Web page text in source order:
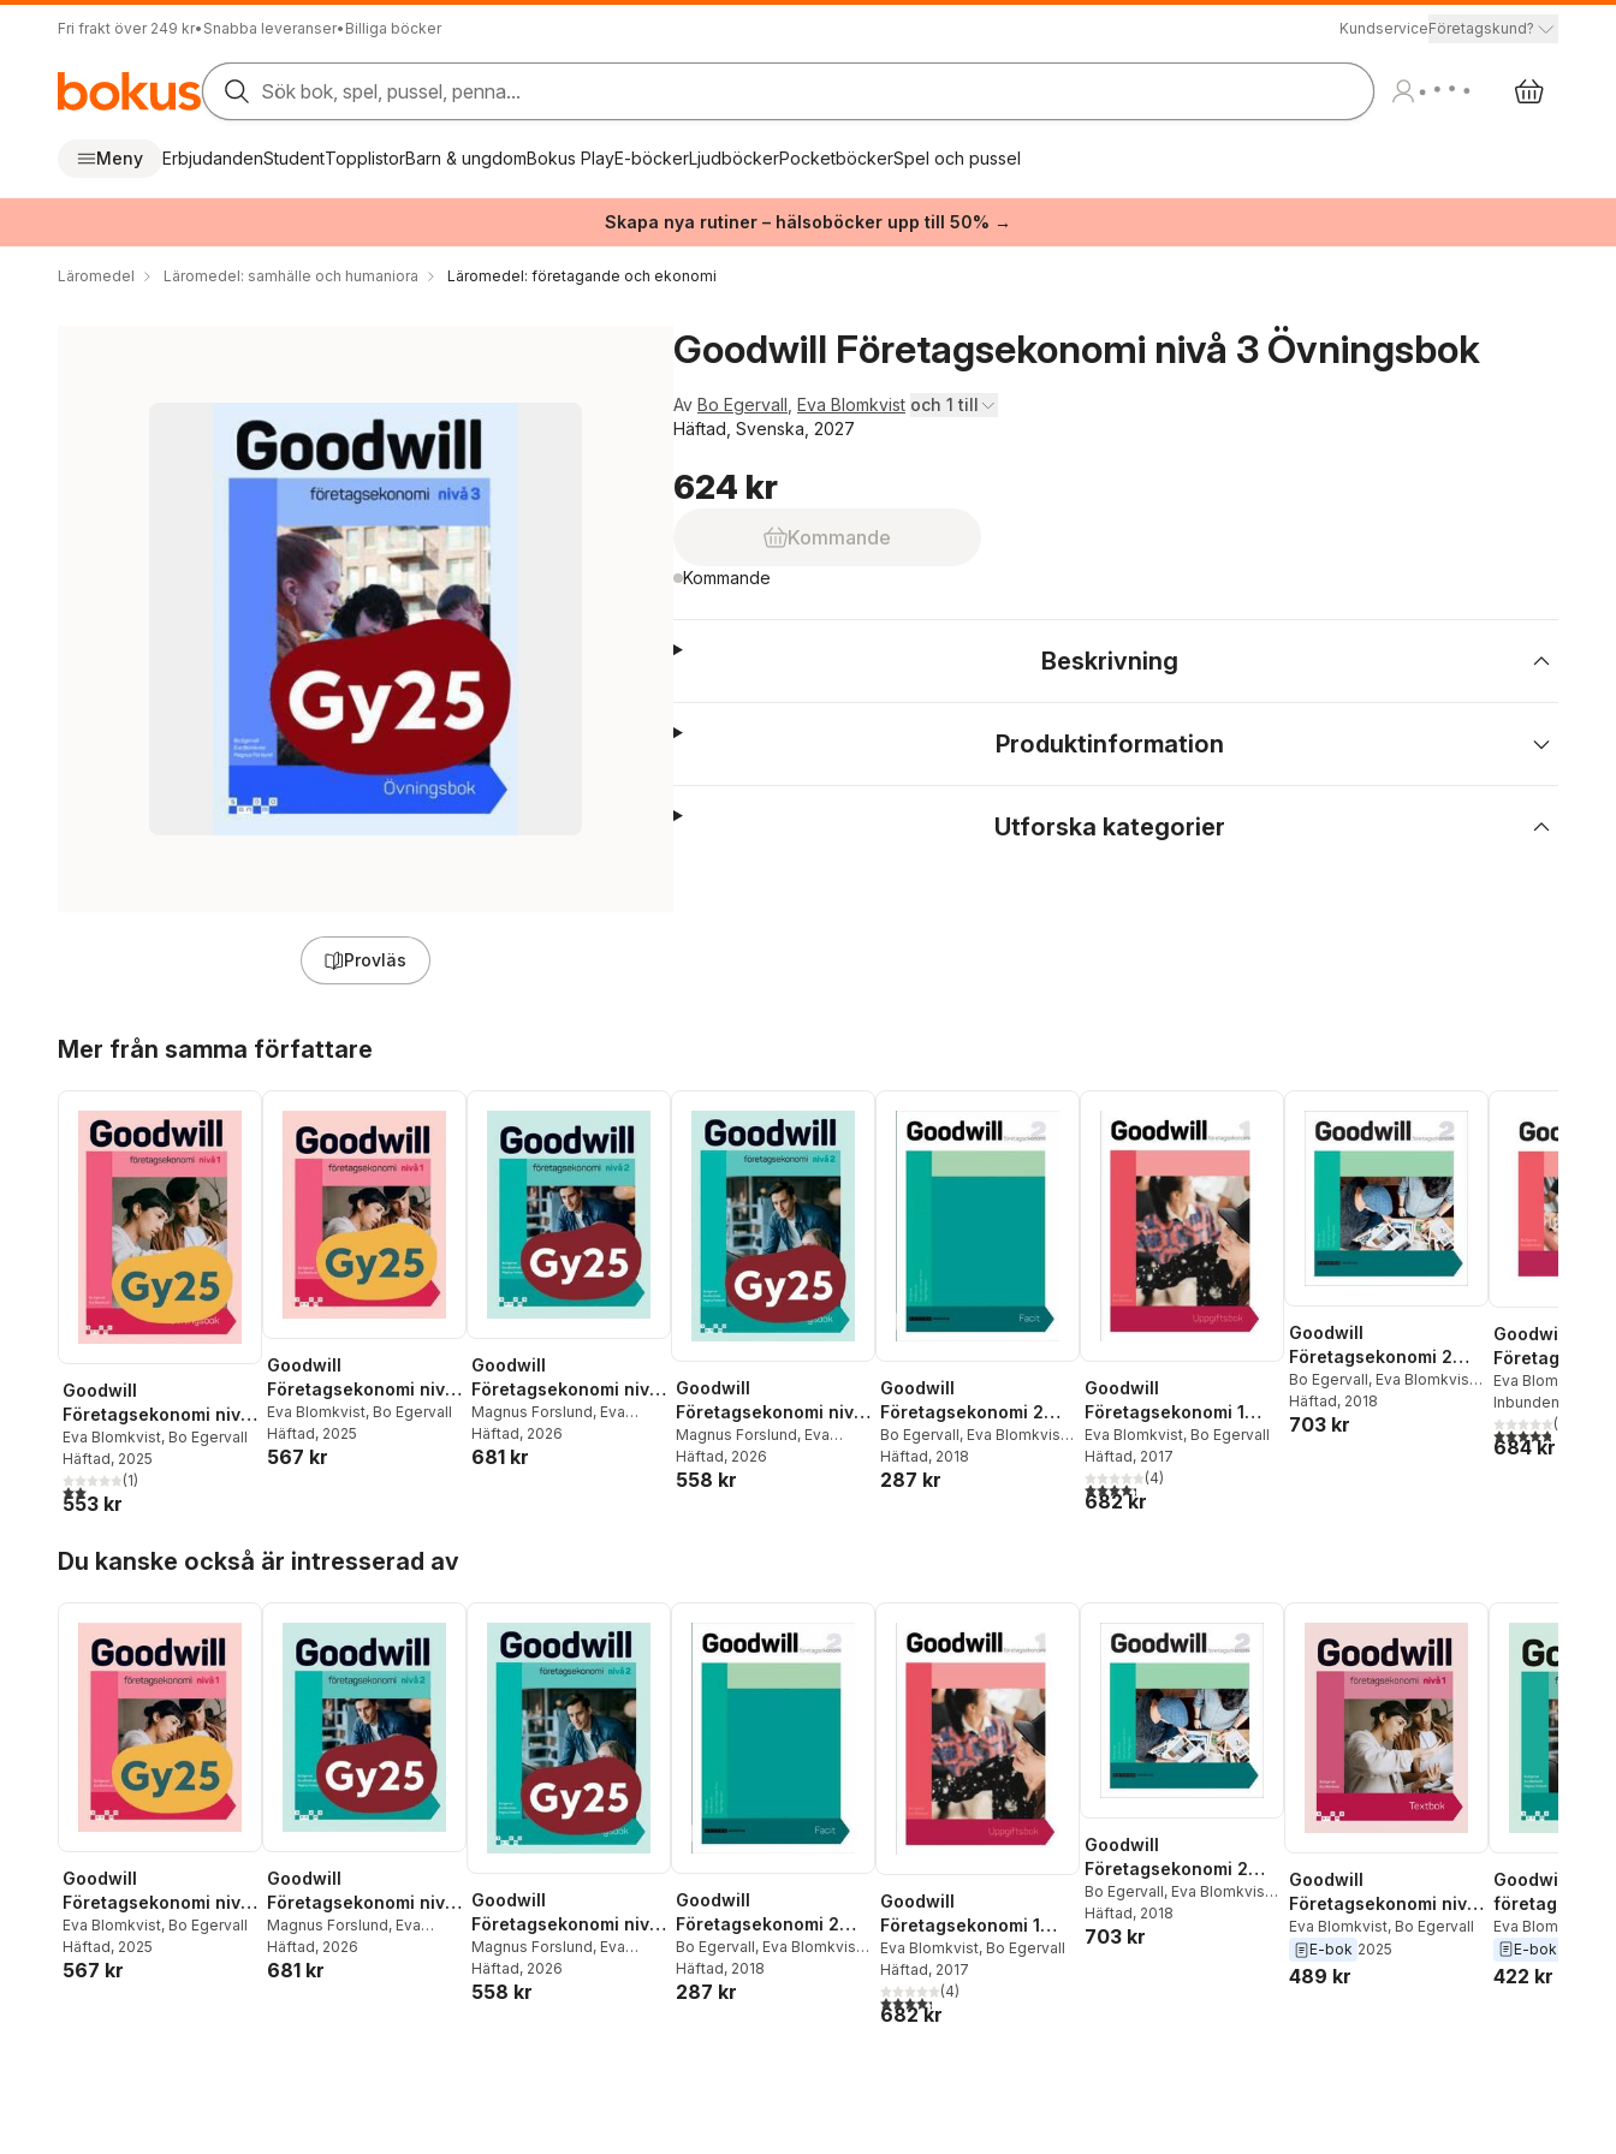
Fri frakt över 249 kr• Snabba leveranser• Billiga böcker KundserviceFöretagskund?
Sök bok, spel, pussel, penna...
Meny ErbjudandenStudentTopplistorBarn & ungdomBokus PlayE-böckerLjudböckerPocketböckerSpel och pussel
Skapa nya rutiner – hälsoböcker upp till 50% →
Läromedel Läromedel: samhälle och humaniora Läromedel: företagande och ekonomi
Provläs
Goodwill Företagsekonomi nivå 3 Övningsbok
Av Bo Egervall Eva Blomkvist och 1 till
Häftad, Svenska, 2027
624 kr
Kommande
Kommande
Beskrivning
Produktinformation
Utforska kategorier
Mer från samma författare
Goodwill
Företagsekonomi nivå
1 Övningsbok
Eva Blomkvist, Bo Egervall
Häftad, 2025
2,0utav 5 stjärnor. Totalt antal röster:
(1)
553 kr
Goodwill
Företagsekonomi nivå
1 Textbok
Eva Blomkvist, Bo Egervall
Häftad, 2025
567 kr
Goodwill
Företagsekonomi nivå
2 Textbok
Magnus Forslund, Eva
Blomkvist,Bo Egervall
Häftad, 2026
681 kr
Goodwill
Företagsekonomi nivå
2 Övningsbok
Magnus Forslund, Eva
Blomkvist,Bo Egervall
Häftad, 2026
558 kr
Goodwill
Företagsekonomi 2
Elevfacit, upplaga 2
Bo Egervall, Eva Blomkvist ,
Carl-Johan Forssén Ehrlin
Holger Magnusson
Häftad, 2018
287 kr
Goodwill
Företagsekonomi 1
Uppgiftsbok
Eva Blomkvist, Bo Egervall
Häftad, 2017
4,3utav 5 stjärnor. Totalt antal röster:
(4)
682 kr
Goodwill
Företagsekonomi 2
Faktabok
Bo Egervall, Eva Blomkvist ,
Carl-Johan Forssén Ehrlin
Holger Magnusson
Häftad, 2018
703 kr
Goodwill
upplaga 2
Eva Blomkvist
Inbunden
4,8utav 5(
684 kr
Du kanske också är intresserad av
Goodwill
Företagsekonomi nivå
1 Textbok
Eva Blomkvist, Bo Egervall
Häftad, 2025
567 kr
Goodwill
Företagsekonomi nivå
2 Textbok
Magnus Forslund, Eva
Blomkvist,Bo Egervall
Häftad, 2026
681 kr
Goodwill
Företagsekonomi nivå
2 Övningsbok
Magnus Forslund, Eva
Blomkvist,Bo Egervall
Häftad, 2026
558 kr
Goodwill
Företagsekonomi 2
Elevfacit, upplaga 2
Bo Egervall, Eva Blomkvist ,
Carl-Johan Forssén Ehrlin
Holger Magnusson
Häftad, 2018
287 kr
Goodwill
Företagsekonomi 1
Uppgiftsbok
Eva Blomkvist, Bo Egervall
Häftad, 2017
4,3utav 5 stjärnor. Totalt antal röster:
(4)
682 kr
Goodwill
Företagsekonomi 2
Faktabok
Bo Egervall, Eva Blomkvist ,
Carl-Johan Forssén Ehrlin
Holger Magnusson
Häftad, 2018
703 kr
Goodwill
Företagsekonomi nivå
1 Textbok
Eva Blomkvist, Bo Egervall
E-bok 2025
489 kr
Goodwill
2 Textbok
Eva Blomkvist
Magnus Forslund
E-bok
422 kr